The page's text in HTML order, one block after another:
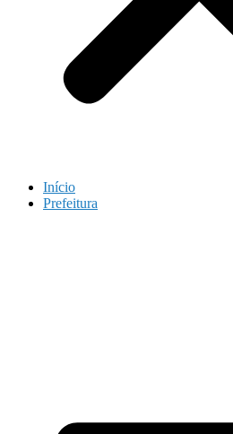
Início
Prefeitura